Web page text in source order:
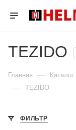
TEZIDO
Главная — Каталог
— TEZIDO
ФИЛЬТР